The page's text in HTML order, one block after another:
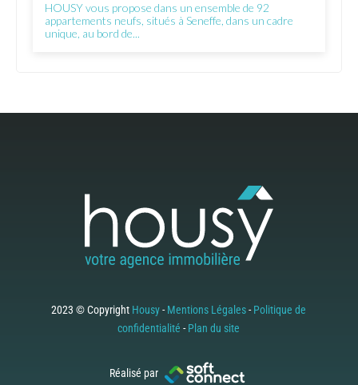
HOUSY vous propose dans un ensemble de 92
appartements neufs, situés à Seneffe, dans un cadre
unique, au bord de...
2023 © Copyright Housy-Mentions Légales-Politique de
confidentialité -Plan du site
Réalisé par